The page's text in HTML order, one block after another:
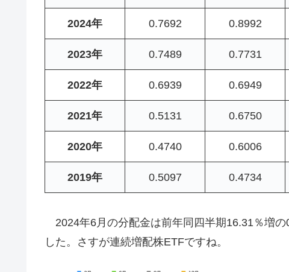
2024年 0.7692 0.8992
2023年 0.7489 0.7731
2022年 0.6939 0.6949
2021年 0.5131 0.6750
2020年 0.4740 0.6006
2019年 0.5097 0.4734
2024年6月の分配金は前年同四半期16.31％増
した。さすが連続増配株ETFですね。